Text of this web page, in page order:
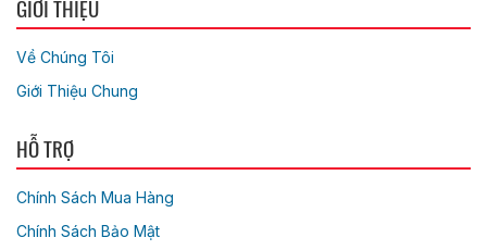
GIỚI THIỆU
Về Chúng Tôi
Giới Thiệu Chung
HỖ TRỢ
Chính Sách Mua Hàng
Chính Sách Bảo Mật